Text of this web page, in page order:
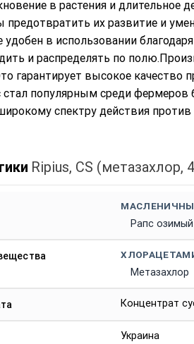
в растения и длительное
предотвратить их развитие и
в использовании
и распределять по
гарантирует высокое качество
стал популярным среди
спектру действия против
Ripius, CS (метазахлор,
Рапс озимый
Метазахлор
Концентрат
Украина